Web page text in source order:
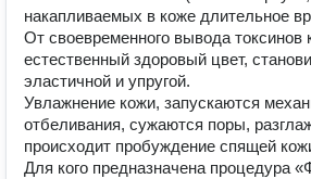
накапливаемых в коже длительное
От своевременного вывода токсинов
естественный здоровый цвет,
эластичной и упругой.
Увлажнение кожи, запускаются
отбеливания, сужаются поры,
происходит пробуждение спящей
Для кого предназначена процедура